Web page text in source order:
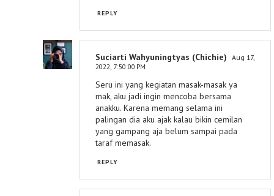
REPLY
Suciarti Wahyuningtyas (Chichie) Aug 17,
2022, 7:50:00 PM
Seru ini yang kegiatan masak-masak ya
mak, aku jadi ingin mencoba bersama
anakku. Karena memang selama ini
palingan dia aku ajak kalau bikin cemilan
yang gampang aja belum sampai pada
taraf memasak.
REPLY